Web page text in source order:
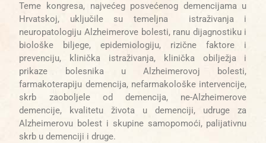
Teme kongresa, najvećeg posvećenog demencijama u
Hrvatskoj, uključile su temeljna istraživanja i
neuropatologiju Alzheimerove bolesti, ranu dijagnostiku i
biološke biljege, epidemiologiju, rizične faktore i
prevenciju, klinička istraživanja, klinička obilježja i
prikaze bolesnika u Alzheimerovoj bolesti,
farmakoterapiju demencija, nefarmakološke intervencije,
skrb zaoboljele od demencija, ne-Alzheimerove
demencije, kvalitetu života u demenciji, udruge za
Alzheimerovu bolest i skupine samopomoći, palijativnu
skrb u demenciji i druge.